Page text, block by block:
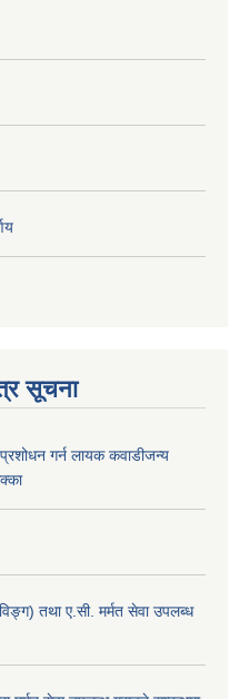
सूचना
गर्न लायक कवाडीजन्य
तथा ए.सी. मर्मत सेवा उपलब्ध